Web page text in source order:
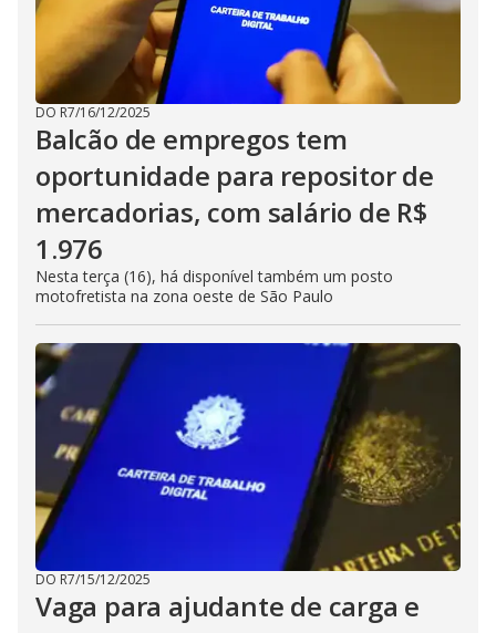
DO R7/16/12/2025
Balcão de empregos tem
oportunidade para repositor de
mercadorias, com salário de R$
1.976
Nesta terça (16), há disponível também um posto
motofretista na zona oeste de São Paulo
DO R7/15/12/2025
Vaga para ajudante de carga e